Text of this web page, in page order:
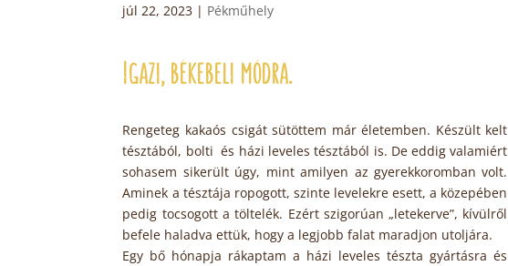
júl 22, 2023 | Pékműhely
Igazi, békebeli módra.
Rengeteg kakaós csigát sütöttem már életemben. Készült kelt
tésztából, bolti és házi leveles tésztából is. De eddig valamiért
sohasem sikerült úgy, mint amilyen az gyerekkoromban volt.
Aminek a tésztája ropogott, szinte levelekre esett, a közepében
pedig tocsogott a töltelék. Ezért szigorúan „letekerve”, kívülről
befele haladva ettük, hogy a legjobb falat maradjon utoljára.
Egy bő hónapja rákaptam a házi leveles tészta gyártásra és